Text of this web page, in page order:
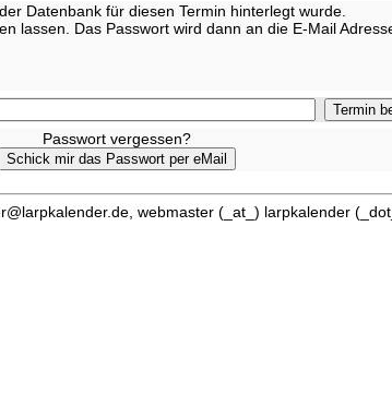
Datenbank für diesen Termin hinterlegt wurde.
lassen. Das Passwort wird dann an die E-Mail
Passwort vergessen?
webmaster (_at_) larpkalender